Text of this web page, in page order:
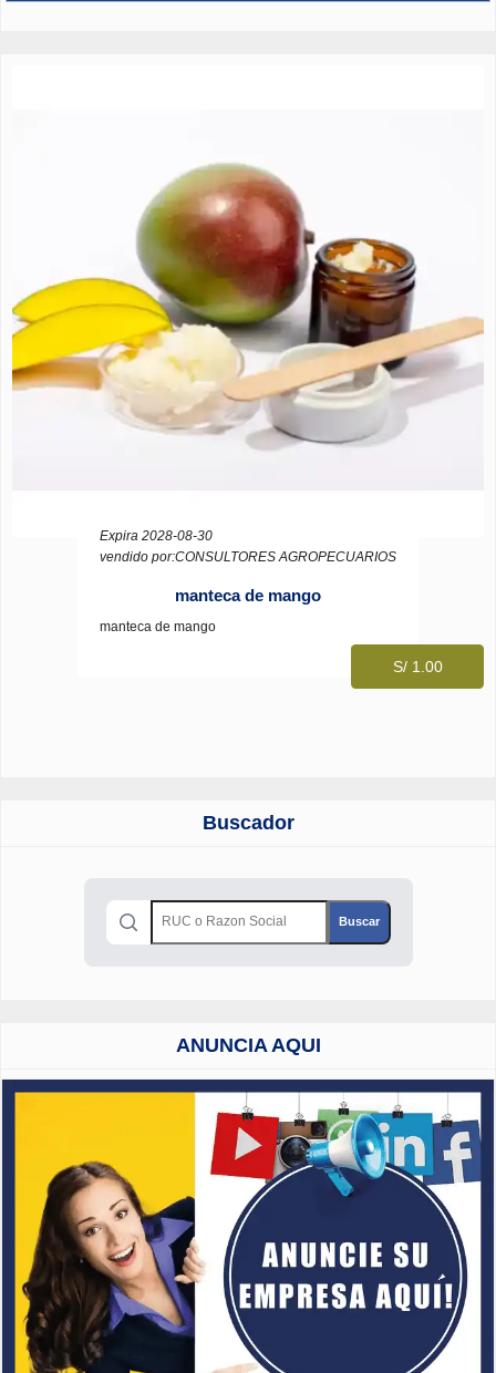
Expira 2028-08-30
vendido por:CONSULTORES AGROPECUARIOS
manteca de mango
manteca de mango
S/ 1.00
Buscador
ANUNCIA AQUI